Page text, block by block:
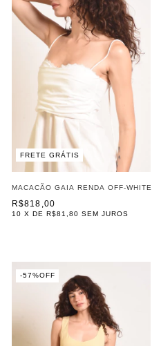
FRETE GRÁTIS
MACACÃO GAIA RENDA OFF-WHITE
R$818,00
10 X DE R$81,80 SEM JUROS
-57%OFF